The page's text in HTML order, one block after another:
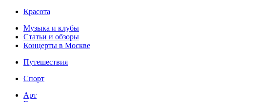
Красота
Музыка и клубы
Статьи и обзоры
Концерты в Москве
Путешествия
Спорт
Арт